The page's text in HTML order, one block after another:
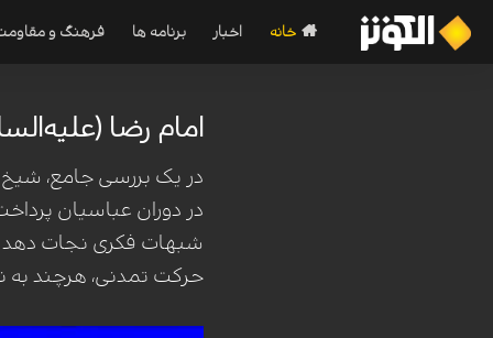
خانه اخبار برنامه ها فرهنگ و
امام رضا
در یک بررسی جامع، شیخ
در دوران عباسیان
شبهات فکری نجات دهد و
حرکت تمدنی، هرچند به